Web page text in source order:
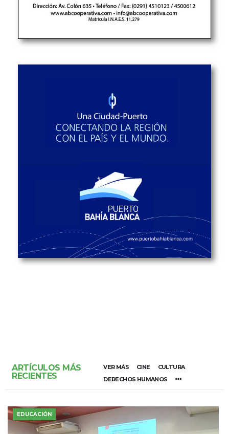
ARTÍCULOS MÁS
RECIENTES
VER MÁS CINE
CULTURA
DERECHOS HUMANOS
EDUCACIÓN